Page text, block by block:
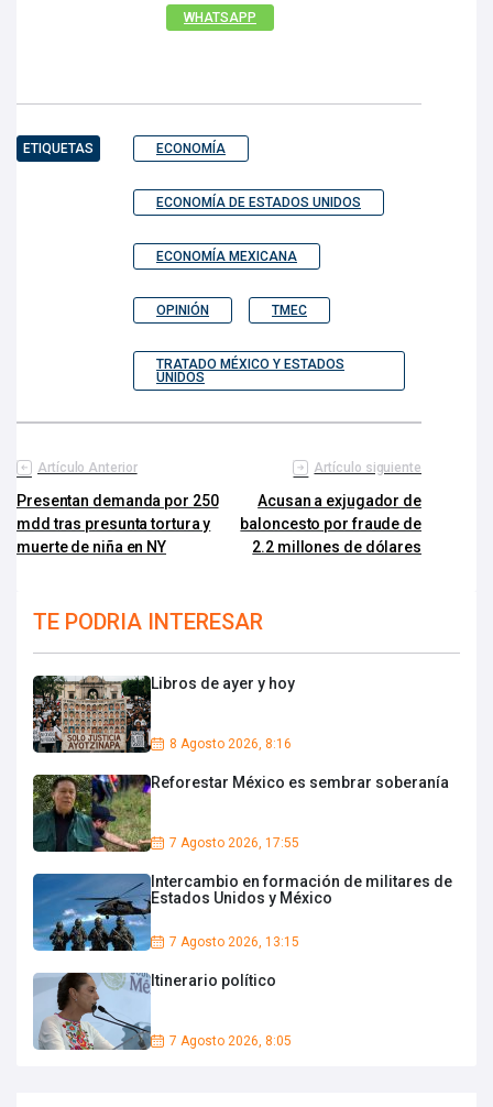
WHATSAPP
ETIQUETAS ECONOMÍA
ECONOMÍA DE ESTADOS UNIDOS
ECONOMÍA MEXICANA
OPINIÓN TMEC
TRATADO MÉXICO Y ESTADOS
UNIDOS
Artículo Anterior
Presentan demanda por 250
mdd tras presunta tortura y
muerte de niña en NY
Artículo siguiente
Acusan a exjugador de
baloncesto por fraude de
2.2 millones de dólares
TE PODRIA INTERESAR
Libros de ayer y hoy
8 Agosto 2026, 8:16
Reforestar México es sembrar soberanía
7 Agosto 2026, 17:55
Intercambio en formación de militares de
Estados Unidos y México
7 Agosto 2026, 13:15
Itinerario político
7 Agosto 2026, 8:05